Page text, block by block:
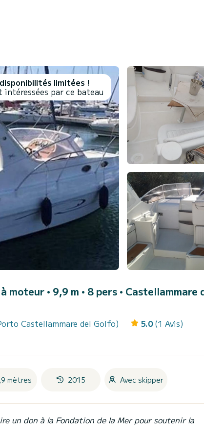
limitées !
par ce bateau
moteur • 9,9 m • 8 pers • Castellammare
Castellammare del Golfo) 5.0 (1 Avis)
mètres 2015 Avec skipper
un don à la Fondation de la Mer pour soutenir la